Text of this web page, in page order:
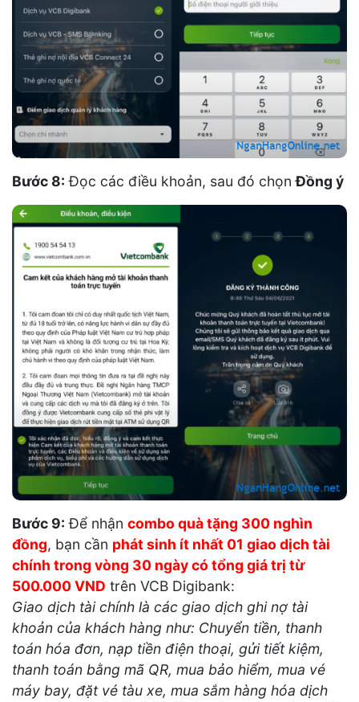
Bước 8: Đọc các điều khoản, sau đó chọnĐồng ý
Bước 9: Để nhận combo quà tặng 300 nghìn
đồng, bạn cần phát sinh ít nhất 01 giao dịch tài
chính trong vòng 30 ngày có tổng giá trị từ
500.000 VND trên VCB Digibank:
Giao dịch tài chính là các giao dịch ghi nợ tài
khoản của khách hàng như: Chuyển tiền, thanh
toán hóa đơn, nạp tiền điện thoại, gửi tiết kiệm,
thanh toán bằng mã QR, mua bảo hiểm, mua vé
máy bay, đặt vé tàu xe, mua sắm hàng hóa dịch